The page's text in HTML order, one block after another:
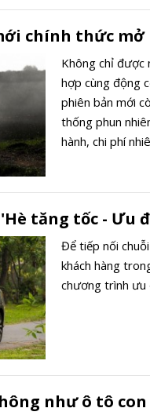
chính thức
Không chỉ được
hợp cùng động
phiên bản mới
thống phun
hành, chi phí
tăng tốc - Ưu
Để tiếp nối
khách hàng
chương trình ưu
như ô tô